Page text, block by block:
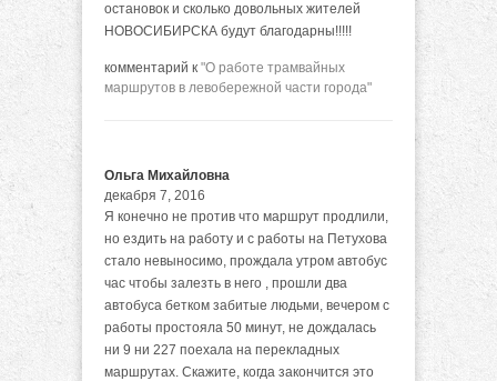
остановок и сколько довольных жителей
НОВОСИБИРСКА будут благодарны!!!!!
комментарий к "О работе трамвайных
маршрутов в левобережной части города"
Ольга Михайловна
декабря 7, 2016
Я конечно не против что маршрут продлили,
но ездить на работу и с работы на Петухова
стало невыносимо, прождала утром автобус
час чтобы залезть в него , прошли два
автобуса бетком забитые людьми, вечером с
работы простояла 50 минут, не дождалась
ни 9 ни 227 поехала на перекладных
маршрутах. Скажите, когда закончится это